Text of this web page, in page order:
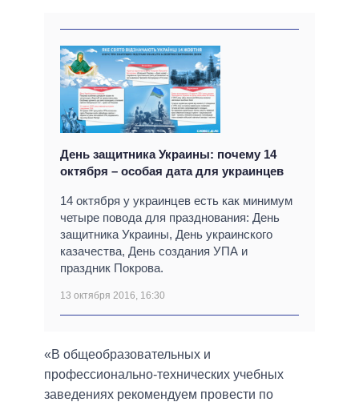
День защитника Украины: почему 14
октября – особая дата для украинцев
14 октября у украинцев есть как минимум
четыре повода для празднования: День
защитника Украины, День украинского
казачества, День создания УПА и
праздник Покрова.
13 октября 2016, 16:30
«В общеобразовательных и
профессионально-технических учебных
заведениях рекомендуем провести по